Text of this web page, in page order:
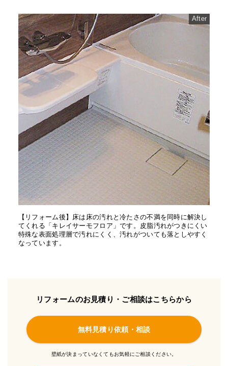
After
【リフォーム後】床は床の汚れと冷たさの不満を同時に解決し
てくれる「キレイサーモフロア」です。皮脂汚れがつきにくい
特殊な表面処理層で汚れにくく、汚れがついても落としやすく
なっています。
リフォームのお見積り・ご相談はこちらから
無料見積り依頼・相談
壁紙が決まっていなくてもお気軽にご相談ください。